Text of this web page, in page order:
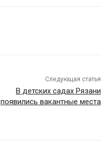
Следующая статья
В детских садах Рязани
появились вакантные места